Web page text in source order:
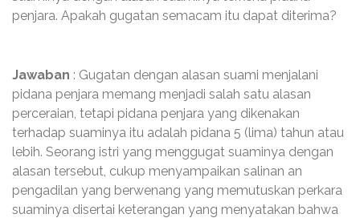
penjara. Apakah gugatan semacam itu dapat diterima?
Jawaban : Gugatan dengan alasan suami menjalani
pidana penjara memang menjadi salah satu alasan
perceraian, tetapi pidana penjara yang dikenakan
terhadap suaminya itu adalah pidana 5 (lima) tahun atau
lebih. Seorang istri yang menggugat suaminya dengan
alasan tersebut, cukup menyampaikan salinan an
pengadilan yang berwenang yang memutuskan perkara
suaminya disertai keterangan yang menyatakan bahwa